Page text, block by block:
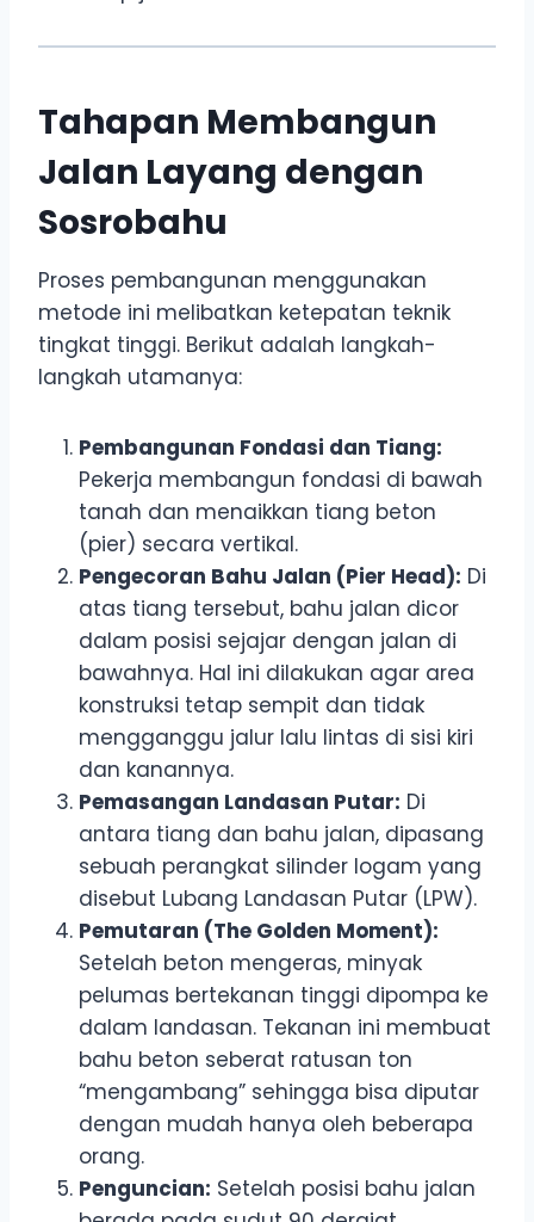
Tahapan Membangun
Jalan Layang dengan
Sosrobahu
Proses pembangunan menggunakan
metode ini melibatkan ketepatan teknik
tingkat tinggi. Berikut adalah langkah-
langkah utamanya:
Pembangunan Fondasi dan Tiang:
Pekerja membangun fondasi di bawah
tanah dan menaikkan tiang beton
(pier) secara vertikal.
Pengecoran Bahu Jalan (Pier Head): Di
atas tiang tersebut, bahu jalan dicor
dalam posisi sejajar dengan jalan di
bawahnya. Hal ini dilakukan agar area
konstruksi tetap sempit dan tidak
mengganggu jalur lalu lintas di sisi kiri
dan kanannya.
Pemasangan Landasan Putar: Di
antara tiang dan bahu jalan, dipasang
sebuah perangkat silinder logam yang
disebut Lubang Landasan Putar (LPW).
Pemutaran (The Golden Moment):
Setelah beton mengeras, minyak
pelumas bertekanan tinggi dipompa ke
dalam landasan. Tekanan ini membuat
bahu beton seberat ratusan ton
“mengambang” sehingga bisa diputar
dengan mudah hanya oleh beberapa
orang.
Penguncian: Setelah posisi bahu jalan